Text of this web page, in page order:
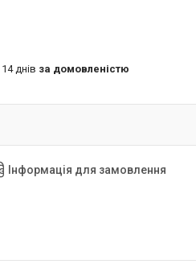
днів за домовленістю
Інформація для замовлення